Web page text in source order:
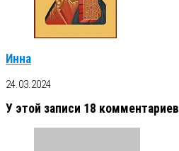
Инна
24.03.2024
У этой записи 18 комментариев